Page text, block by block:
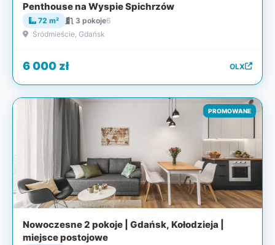
Penthouse na Wyspie Spichrzów
72 m² 3 pokoje6
Śródmieście, Gdańsk
6 000 zł OLX
PROMOWANE
Nowoczesne 2 pokoje | Gdańsk, Kołodzieja |
miejsce postojowe